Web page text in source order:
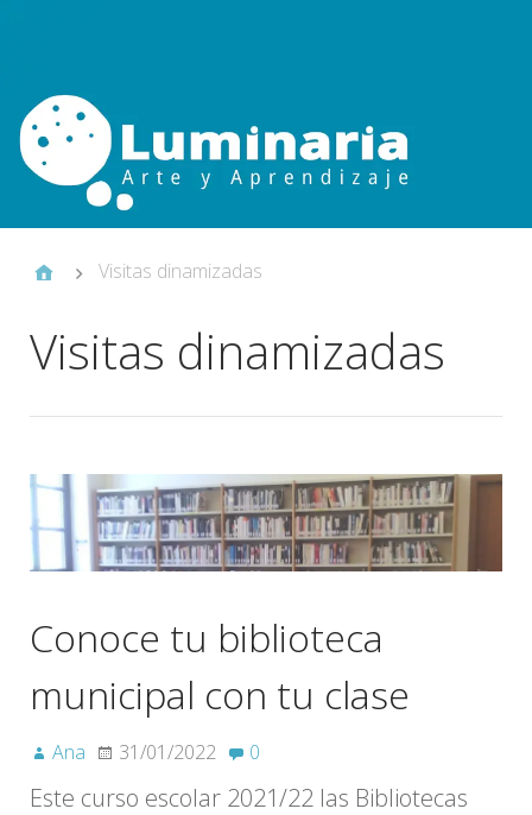
Visitas dinamizadas
Visitas dinamizadas
Conoce tu biblioteca
municipal con tu clase
Ana 31/01/2022 0
Este curso escolar 2021/22 las Bibliotecas